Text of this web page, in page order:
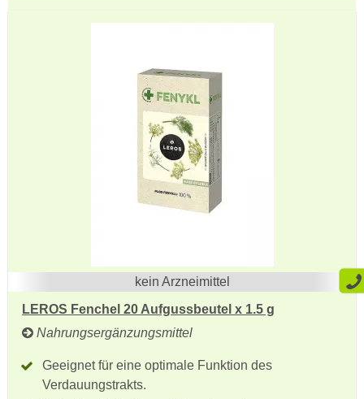
kein Arzneimittel
LEROS Fenchel 20 Aufgussbeutel x 1.5 g
Nahrungsergänzungsmittel
Geeignet für eine optimale Funktion des
Verdauungstrakts.